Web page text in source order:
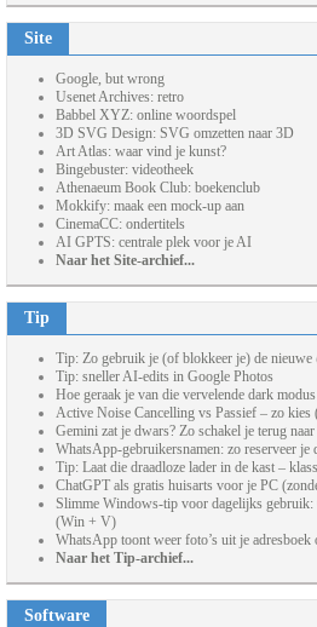
Site
Google, but wrong
Usenet Archives: retro
Babbel XYZ: online woordspel
3D SVG Design: SVG omzetten naar 3D
Art Atlas: waar vind je kunst?
Bingebuster: videotheek
Athenaeum Book Club: boekenclub
Mokkify: maak een mock-up aan
CinemaCC: ondertitels
AI GPTS: centrale plek voor je AI
Naar het Site-archief...
Tip
Tip: Zo gebruik je (of blokkeer je) de
Tip: sneller AI-edits in Google Photos
Hoe geraak je van die vervelende dark
Active Noise Cancelling vs Passief – zo kies
Gemini zat je dwars? Zo schakel je terug
WhatsApp-gebruikersnamen: zo reserveer je
Tip: Laat die draadloze lader in de kast –
ChatGPT als gratis huisarts voor je PC
Slimme Windows-tip voor dagelijks gebruik:
(Win + V)
WhatsApp toont weer foto’s uit je
Naar het Tip-archief...
Software